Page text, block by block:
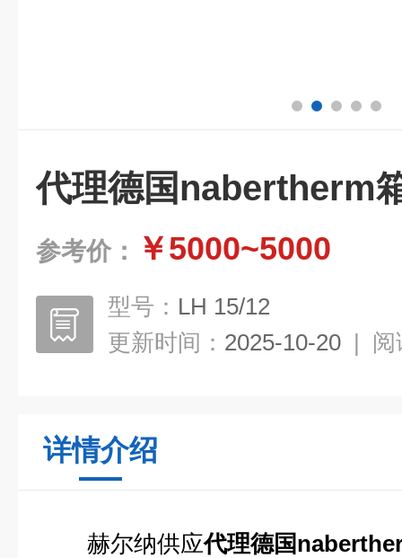
代理德国nabertherm
参考价： ￥5000~5000
型号： LH 15/12
更新时间： 2025-10-20 | 阅
详情介绍
赫尔纳供应代理德国